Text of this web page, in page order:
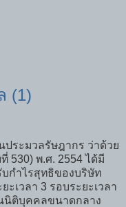
(1)
ระมวลรัษฎากร ว่าด้วย
530) พ.ศ. 2554 ได้มี
กำไรสุทธิของบริษัท
เวลา 3 รอบระยะเวลา
นิติบุคคลขนาดกลาง